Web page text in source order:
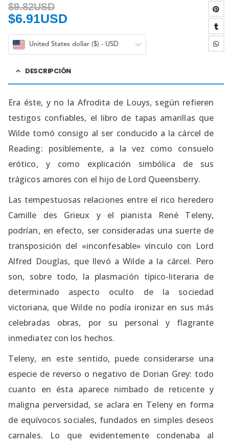
$9.82USD
$6.91USD
United States dollar ($) - USD
DESCRIPCIÓN
Era éste, y no la Afrodita de Louys, según refieren
testigos confiables, el libro de tapas amarillas que
Wilde tomó consigo al ser conducido a la cárcel de
Reading: posiblemente, a la vez como consuelo
erótico, y como explicación simbólica de sus
trágicos amores con el hijo de Lord Queensberry.
Las tempestuosas relaciones entre el rico heredero
Camille des Grieux y el pianista René Teleny,
podrían, en efecto, ser consideradas una suerte de
transposición del «inconfesable» vínculo con Lord
Alfred Douglas, que llevó a Wilde a la cárcel. Pero
son, sobre todo, la plasmación típico-literaria de
determinado aspecto oculto de la sociedad
victoriana, que Wilde no podía ironizar en sus más
celebradas obras, por su personal y flagrante
inmediatez con los hechos.
Teleny, en este sentido, puede considerarse una
especie de reverso o negativo de Dorian Grey: todo
cuanto en ésta aparece nimbado de reticente y
maligna perversidad, se aclara en Teleny en forma
de equívocos sociales, fundados en simples deseos
carnales. Lo que evidentemente condenaba al